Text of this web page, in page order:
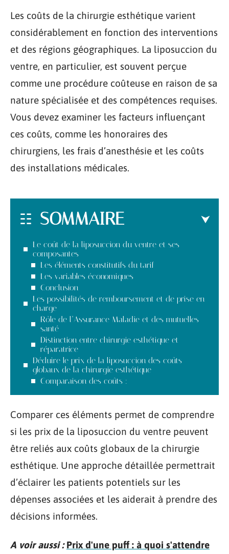
Les coûts de la chirurgie esthétique varient
considérablement en fonction des interventions
et des régions géographiques. La liposuccion du
ventre, en particulier, est souvent perçue
comme une procédure coûteuse en raison de sa
nature spécialisée et des compétences requises.
Vous devez examiner les facteurs influençant
ces coûts, comme les honoraires des
chirurgiens, les frais d’anesthésie et les coûts
des installations médicales.
SOMMAIRE
Le coût de la liposuccion du ventre et ses
composantes
Les éléments constitutifs du tarif
Les variables économiques
Conclusion
Les possibilités de remboursement et de prise en
charge
Rôle de l’Assurance Maladie et des mutuelles
santé
Distinction entre chirurgie esthétique et
réparatrice
Déduire le prix de la liposuccion des coûts
globaux de la chirurgie esthétique
Comparaison des coûts :
Comparer ces éléments permet de comprendre
si les prix de la liposuccion du ventre peuvent
être reliés aux coûts globaux de la chirurgie
esthétique. Une approche détaillée permettrait
d’éclairer les patients potentiels sur les
dépenses associées et les aiderait à prendre des
décisions informées.
A voir aussi : Prix d'une puff : à quoi s'attendre